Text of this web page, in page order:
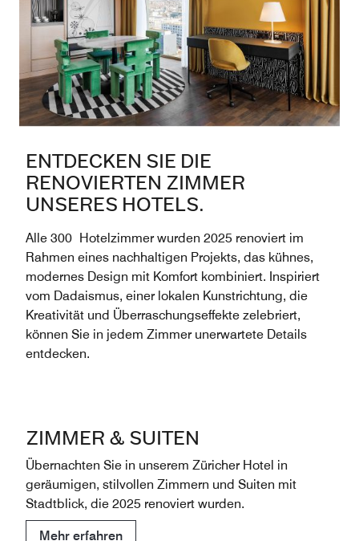
ENTDECKEN SIE DIE
RENOVIERTEN ZIMMER
UNSERES HOTELS.
Alle 300 Hotelzimmer wurden 2025 renoviert im
Rahmen eines nachhaltigen Projekts, das kühnes,
modernes Design mit Komfort kombiniert. Inspiriert
vom Dadaismus, einer lokalen Kunstrichtung, die
Kreativität und Überraschungseffekte zelebriert,
können Sie in jedem Zimmer unerwartete Details
entdecken.
ZIMMER & SUITEN
Übernachten Sie in unserem Züricher Hotel in
geräumigen, stilvollen Zimmern und Suiten mit
Stadtblick, die 2025 renoviert wurden.
Mehr erfahren